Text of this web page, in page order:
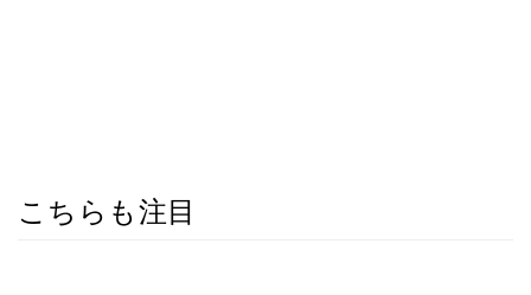
こちらも注目